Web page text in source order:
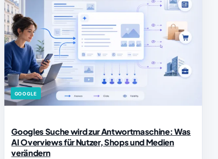
GOOGLE
Googles Suche wird zur Antwortmaschine: Was
AI Overviews für Nutzer, Shops und Medien
verändern